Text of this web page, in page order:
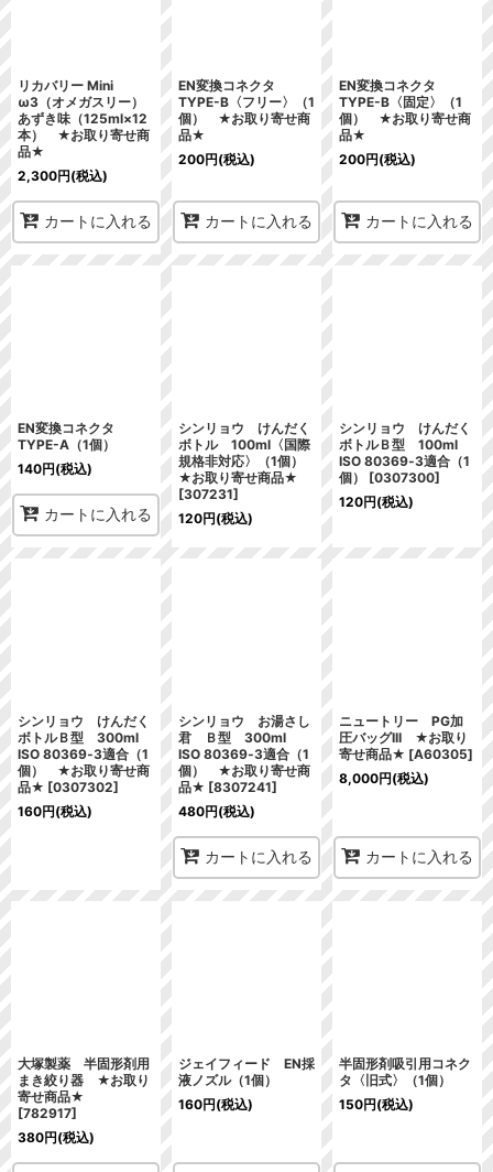
リカバリー Mini
ω3（オメガスリー）
あずき味（125ml×12
本） ★お取り寄せ商
品★
2,300円(税込)
カートに入れる
EN変換コネクタ
TYPE-B〈フリー〉（1
個） ★お取り寄せ商
品★
200円(税込)
カートに入れる
EN変換コネクタ
TYPE-B〈固定〉（1
個） ★お取り寄せ商
品★
200円(税込)
カートに入れる
EN変換コネクタ
TYPE-A（1個）
140円(税込)
カートに入れる
シンリョウ けんだく
ボトル 100ml〈国際
規格非対応〉（1個）
★お取り寄せ商品★
[307231]
120円(税込)
シンリョウ けんだく
ボトルＢ型 100ml
ISO 80369‐3適合（1
個）
[0307300]
120円(税込)
シンリョウ けんだく
ボトルＢ型 300ml
ISO 80369‐3適合（1
個） ★お取り寄せ商
品★ [0307302]
160円(税込)
シンリョウ お湯さし
君 Ｂ型 300ml
ISO 80369‐3適合（1
個） ★お取り寄せ商
品★ [8307241]
480円(税込)
カートに入れる
ニュートリー PG加
圧バッグIII ★お取り
寄せ商品★ [A60305]
8,000円(税込)
カートに入れる
大塚製薬 半固形剤用
まき絞り器 ★お取り
寄せ商品★
[782917]
380円(税込)
ジェイフィード EN採
液ノズル（1個）
160円(税込)
半固形剤吸引用コネク
タ〈旧式〉（1個）
150円(税込)